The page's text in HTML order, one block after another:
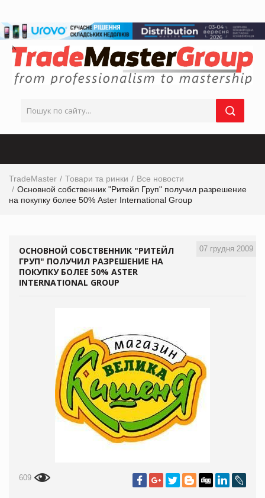
TradeMaster Товари та ринки
Все новости
Основной собственник "Ритейл Груп" получил разрешение
на покупку более 50% Aster International Grouр
07 грудня 2009
ОСНОВНОЙ СОБСТВЕННИК "РИТЕЙЛ
ГРУП" ПОЛУЧИЛ РАЗРЕШЕНИЕ НА
ПОКУПКУ БОЛЕЕ 50% ASTER
INTERNATIONAL GROUР
609